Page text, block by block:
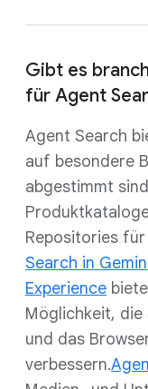
Gibt es
für Agent
Agent Search
auf besondere
abgestimmt
Repositories
Search in
Experience
Möglichkeit, die
und das
verbessern.